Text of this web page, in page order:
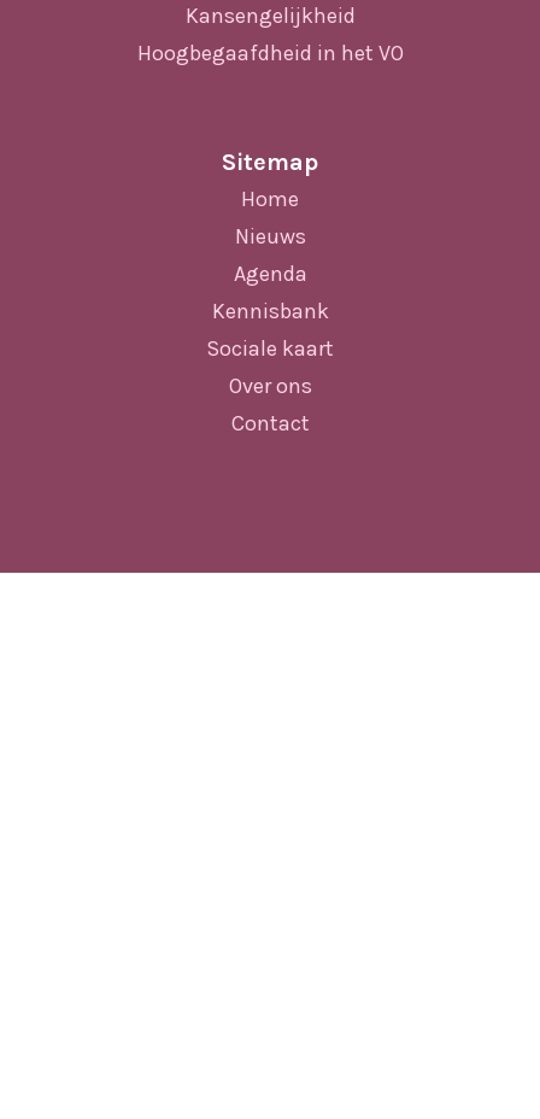
Kansengelijkheid
Hoogbegaafdheid in het VO
Sitemap
Home
Nieuws
Agenda
Kennisbank
Sociale kaart
Over ons
Contact